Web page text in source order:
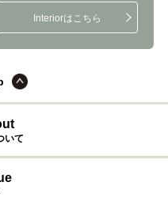
Interiorはこちら
いて